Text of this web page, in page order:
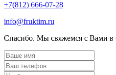
+7(812) 666-07-28
info@fruktim.ru
Спасибо. Мы свяжемся с Вами в